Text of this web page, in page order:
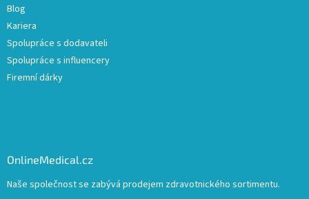
Blog
Kariera
Spolupráce s dodavateli
Spolupráce s influencery
Firemní dárky
OnlineMedical.cz
Naše společnost se zabývá prodejem zdravotnického sortimentu.